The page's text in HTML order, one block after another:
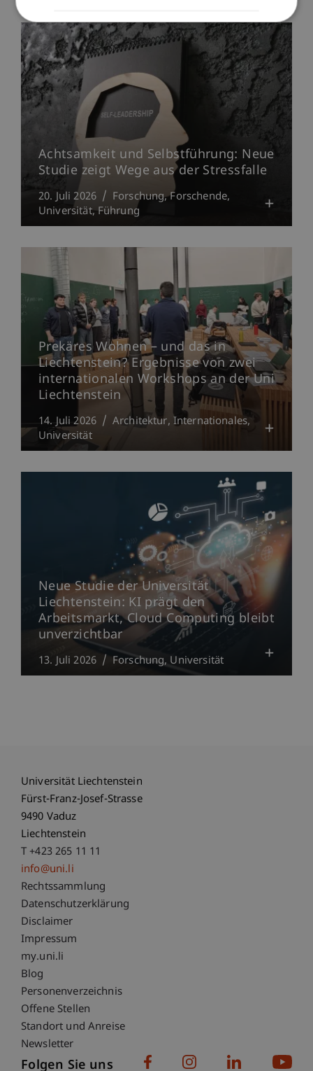
Achtsamkeit und Selbstführung: Neue
Studie zeigt Wege aus der Stressfalle
20. Juli 2026 Forschung Forschende
Universität Führung
Prekäres Wohnen – und das in
Liechtenstein? Ergebnisse von zwei
internationalen Workshops an der Uni
Liechtenstein
14. Juli 2026 Architektur Internationales
Universität
Neue Studie der Universität
Liechtenstein: KI prägt den
Arbeitsmarkt, Cloud Computing bleibt
unverzichtbar
13. Juli 2026 Forschung Universität
Universität Liechtenstein
Fürst-Franz-Josef-Strasse
9490 Vaduz
Liechtenstein
T +423 265 11 11
info@uni.li
Fußzeile Rechtliche Hinweise
Rechtssammlung
Datenschutzerklärung
Disclaimer
Impressum
Fußzeile Subdomain-Verzeichnis
my.uni.li
Blog
Personenverzeichnis
Offene Stellen
Standort und Anreise
Newsletter
Folgen Sie uns